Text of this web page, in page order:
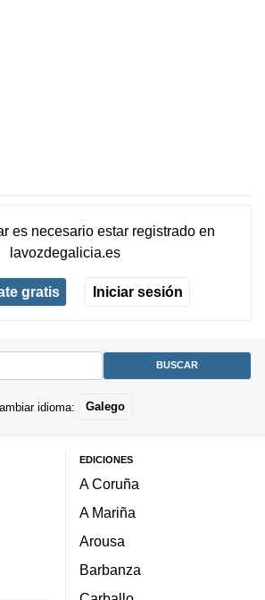
es necesario estar registradoen
lavozdegalicia.es
gratis Iniciar sesión
idioma: Galego
EDICIONES
A Coruña
A Mariña
Arousa
Barbanza